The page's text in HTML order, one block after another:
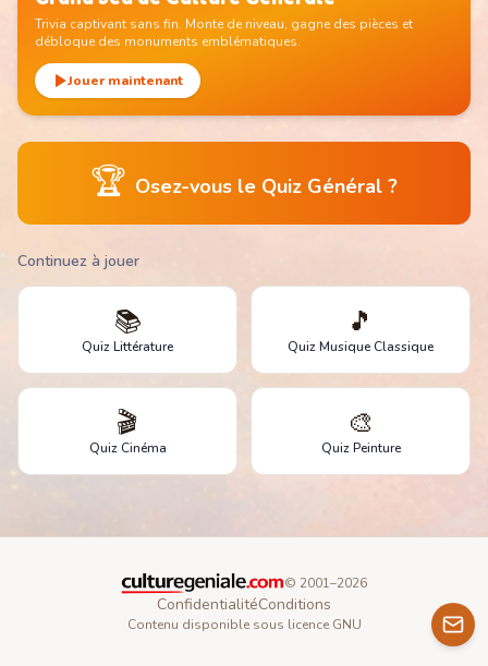
Trivia captivant sans fin. Monte de niveau, gagne des pièces et
débloque des monuments emblématiques.
Jouer maintenant
🏆 Osez-vous le Quiz Général ?
Continuez à jouer
📚
Quiz Littérature
🎵
Quiz Musique Classique
🎬
Quiz Cinéma
🎨
Quiz Peinture
© 2001–2026
ConfidentialitéConditions
Contenu disponible sous licence GNU